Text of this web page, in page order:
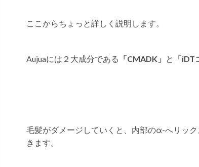
ここからちょっと詳しく説明します。
Aujuaには２大成分である 「CMADK」 と 「
毛髪がダメージしていくと、内部のα-へリッ
きます。